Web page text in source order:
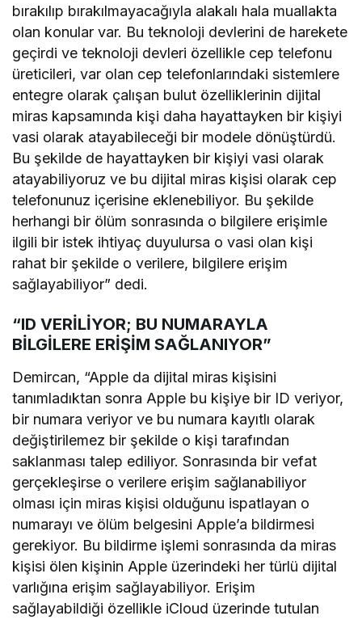
bırakılıp bırakılmayacağıyla alakalı hala muallakta
olan konular var. Bu teknoloji devlerini de harekete
geçirdi ve teknoloji devleri özellikle cep telefonu
üreticileri, var olan cep telefonlarındaki sistemlere
entegre olarak çalışan bulut özelliklerinin dijital
miras kapsamında kişi daha hayattayken bir kişiyi
vasi olarak atayabileceği bir modele dönüştürdü.
Bu şekilde de hayattayken bir kişiyi vasi olarak
atayabiliyoruz ve bu dijital miras kişisi olarak cep
telefonunuz içerisine eklenebiliyor. Bu şekilde
herhangi bir ölüm sonrasında o bilgilere erişimle
ilgili bir istek ihtiyaç duyulursa o vasi olan kişi
rahat bir şekilde o verilere, bilgilere erişim
sağlayabiliyor” dedi.
“ID VERİLİYOR; BU NUMARAYLA
BİLGİLERE ERİŞİM SAĞLANIYOR”
Demircan, “Apple da dijital miras kişisini
tanımladıktan sonra Apple bu kişiye bir ID veriyor,
bir numara veriyor ve bu numara kayıtlı olarak
değiştirilemez bir şekilde o kişi tarafından
saklanması talep ediliyor. Sonrasında bir vefat
gerçekleşirse o verilere erişim sağlanabiliyor
olması için miras kişisi olduğunu ispatlayan o
numarayı ve ölüm belgesini Apple’a bildirmesi
gerekiyor. Bu bildirme işlemi sonrasında da miras
kişisi ölen kişinin Apple üzerindeki her türlü dijital
varlığına erişim sağlayabiliyor. Erişim
sağlayabildiği özellikle iCloud üzerinde tutulan